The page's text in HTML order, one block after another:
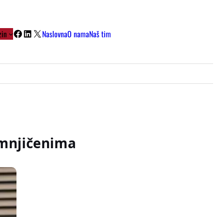
Facebook
LinkedIn
X NaslovnaO namaNaš tim